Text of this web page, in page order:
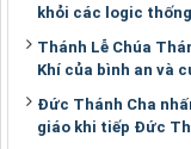
khỏi các logic
Thánh Lễ Chúa
Khí của bình an và
Đức Thánh Cha
giáo khi tiếp Đức